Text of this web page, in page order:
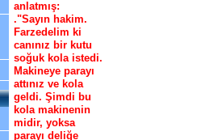
anlatmış:
."Sayın hakim.
Farzedelim ki
canınız bir kutu
soğuk kola istedi.
Makineye parayı
attınız ve kola
geldi. Şimdi bu
kola makinenin
midir, yoksa
parayı deliğe